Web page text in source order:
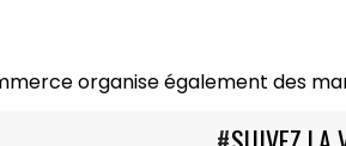
organise également des